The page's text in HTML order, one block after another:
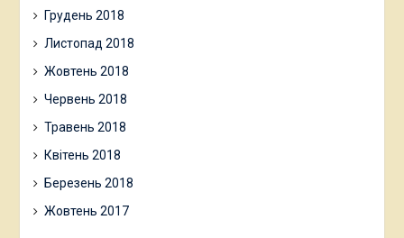
Грудень 2018
Листопад 2018
Жовтень 2018
Червень 2018
Травень 2018
Квітень 2018
Березень 2018
Жовтень 2017